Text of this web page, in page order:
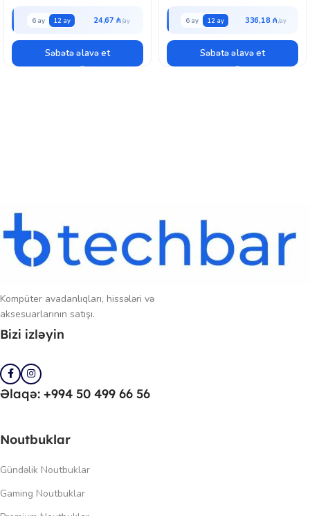
6 ay 12 ay 24,67 ₼
Səbətə əlavə et
6 ay 12 ay 336,18 ₼
Səbətə əlavə et
Kompüter avadanlıqları, hissələri və
aksesuarlarının satışı.
Bizi izləyin
Əlaqə: +994 50 499 66 56
Noutbuklar
Gündəlik Noutbuklar
Gaming Noutbuklar